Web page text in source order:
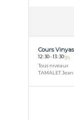
Cours
12:30 - 13:301h
Tous niveaux
TAMALET Jean